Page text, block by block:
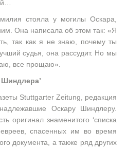
стояла у могилы Оскара,
Она написала об этом так: «Я
так как я не знаю, почему ты
судья, она рассудит. Но мы
все прощаю».
Шиндлера’
Stuttgarter Zeitung, редакция
Оскару Шиндлеру.
оригинал знаменитого ‘списка
спасенных им во время
документа, а также ряд других